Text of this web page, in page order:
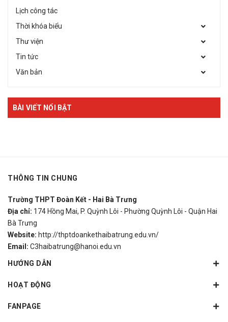
Lịch công tác
Thời khóa biểu
Thư viện
Tin tức
Văn bản
BÀI VIẾT NỔI BẬT
THÔNG TIN CHUNG
Trường THPT Đoàn Kết - Hai Bà Trưng
Địa chỉ: 174 Hồng Mai, P. Quỳnh Lôi - Phường Quỳnh Lôi - Quận Hai
Bà Trưng
Website: http://thptdoankethaibatrung.edu.vn/
Email: C3haibatrung@hanoi.edu.vn
HƯỚNG DẪN
HOẠT ĐỘNG
FANPAGE